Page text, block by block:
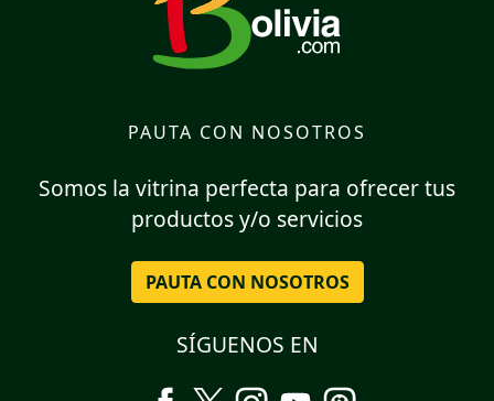
PAUTA CON NOSOTROS
Somos la vitrina perfecta para ofrecer tus
productos y/o servicios
PAUTA CON NOSOTROS
SÍGUENOS EN